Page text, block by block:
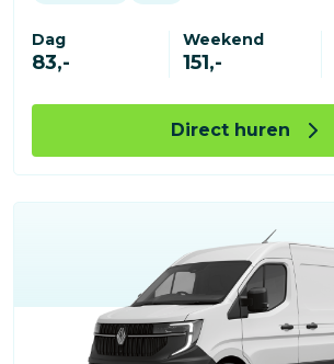
Dag
83,-
Weekend
151,-
Direct huren